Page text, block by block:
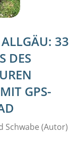
ALLGÄU: 33
DES
GPS-
Schwabe (Autor)